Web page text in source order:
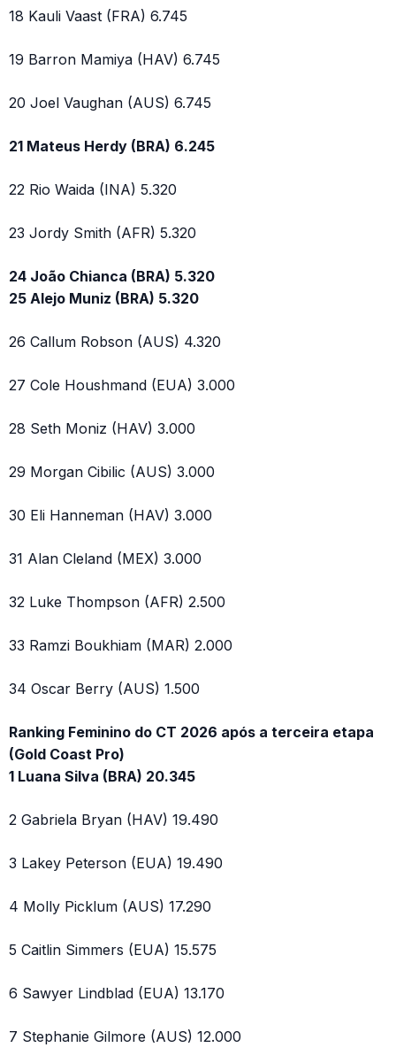
18 Kauli Vaast (FRA) 6.745
19 Barron Mamiya (HAV) 6.745
20 Joel Vaughan (AUS) 6.745
21 Mateus Herdy (BRA) 6.245
22 Rio Waida (INA) 5.320
23 Jordy Smith (AFR) 5.320
24 João Chianca (BRA) 5.320
25 Alejo Muniz (BRA) 5.320
26 Callum Robson (AUS) 4.320
27 Cole Houshmand (EUA) 3.000
28 Seth Moniz (HAV) 3.000
29 Morgan Cibilic (AUS) 3.000
30 Eli Hanneman (HAV) 3.000
31 Alan Cleland (MEX) 3.000
32 Luke Thompson (AFR) 2.500
33 Ramzi Boukhiam (MAR) 2.000
34 Oscar Berry (AUS) 1.500
Ranking Feminino do CT 2026 após a terceira etapa
(Gold Coast Pro)
1 Luana Silva (BRA) 20.345
2 Gabriela Bryan (HAV) 19.490
3 Lakey Peterson (EUA) 19.490
4 Molly Picklum (AUS) 17.290
5 Caitlin Simmers (EUA) 15.575
6 Sawyer Lindblad (EUA) 13.170
7 Stephanie Gilmore (AUS) 12.000